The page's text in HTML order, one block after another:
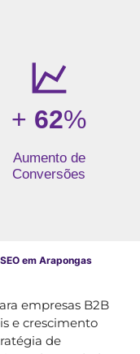
+ 62%
Aumento de
Conversões
em Arapongas
empresas B2B
e crescimento
de